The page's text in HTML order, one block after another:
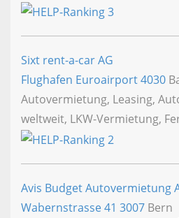
Sixt rent-a-car AG
Flughafen Euroairport4030
Autovermietung, Leasing,
weltweit, LKW-Vermietung,
Avis Budget Autovermietung
Wabernstrasse 41 3007 Bern